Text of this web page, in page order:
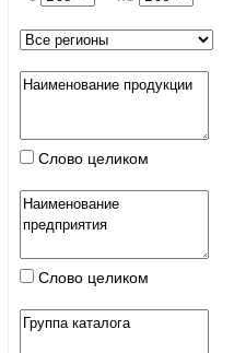
Слово целиком
Слово целиком